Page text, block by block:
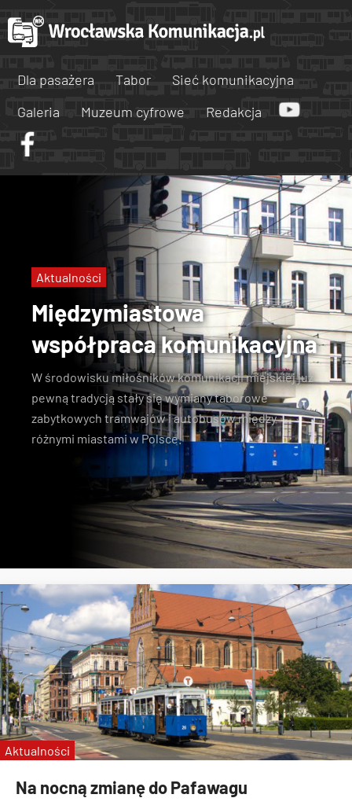
Dla pasażera Tabor
Sieć komunikacyjna
Galeria
Muzeum cyfrowe Redakcja
Międzymiastowa
współpraca komunikacyjna
W środowisku miłośników komunikacji miejskiej już
pewną tradycją stały się wymiany taborowe
zabytkowych tramwajów i autobusów między
różnymi miastami w Polsce.
Aktualności
Konstal N
zabytkowe tramwaje
KSTM
linie specjalne
Wrocławskie Linie Turystyczne
MPK Kraków
Na nocną zmianę do Pafawagu
Aktualności